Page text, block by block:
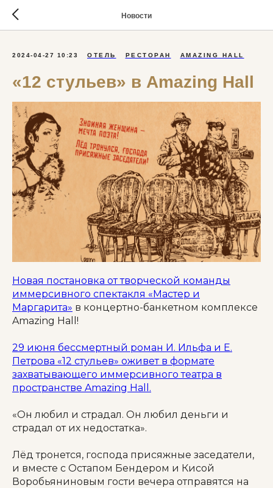
Новости
2024-04-27 10:23 ОТЕЛЬ РЕСТОРАН AMAZING HALL
«12 стульев» в Amazing Hall
Новая постановка от творческой команды
иммерсивного спектакля «Мастер и
Маргарита» в концертно-банкетном комплексе
Amazing Hall!
29 июня бессмертный роман И. Ильфа и Е.
Петрова «12 стульев» оживет в формате
захватывающего иммерсивного театра в
пространстве Amazing Hall.
«Он любил и страдал. Он любил деньги и
страдал от их недостатка».
Лёд тронется, господа присяжные заседатели,
и вместе с Остапом Бендером и Кисой
Воробьяниновым гости вечера отправятся на